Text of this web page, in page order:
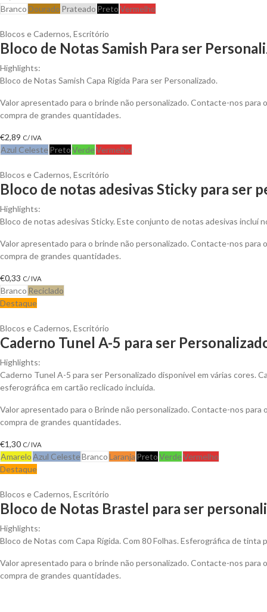
Branco Dourado Prateado PretoVermelho
Blocos e Cadernos, Escritório
Bloco de Notas Samish Para ser
Highlights:
Bloco de Notas Samish Capa Rigída Para ser Personalizado.
Valor apresentado para o brinde não personalizado. Contacte-nos para
compra de grandes quantidades.
€2,89 C/ IVA
Azul Celeste PretoVerdeVermelho
Blocos e Cadernos, Escritório
Bloco de notas adesivas Sticky para ser
Highlights:
Bloco de notas adesivas Sticky. Este conjunto de notas adesivas incluí
Valor apresentado para o brinde não personalizado. Contacte-nos para
compra de grandes quantidades.
€0,33 C/ IVA
Branco Reciclado
Destaque
Blocos e Cadernos, Escritório
Caderno Tunel A-5 para ser
Highlights:
Caderno Tunel A-5 para ser Personalizado disponível em várias cores.
esferográfica em cartão reclicado incluída.
Valor apresentado para o Brinde não personalizado. Contacte-nos para
compra de grandes quantidades.
€1,30 C/ IVA
AmareloAzul CelesteBrancoLaranja PretoVerdeVermelho
Destaque
Blocos e Cadernos, Escritório
Bloco de Notas Brastel para ser
Highlights:
Bloco de Notas com Capa Rígida. Com 80 Folhas. Esferográfica de
Valor apresentado para o brinde não personalizado. Contacte-nos para
compra de grandes quantidades.